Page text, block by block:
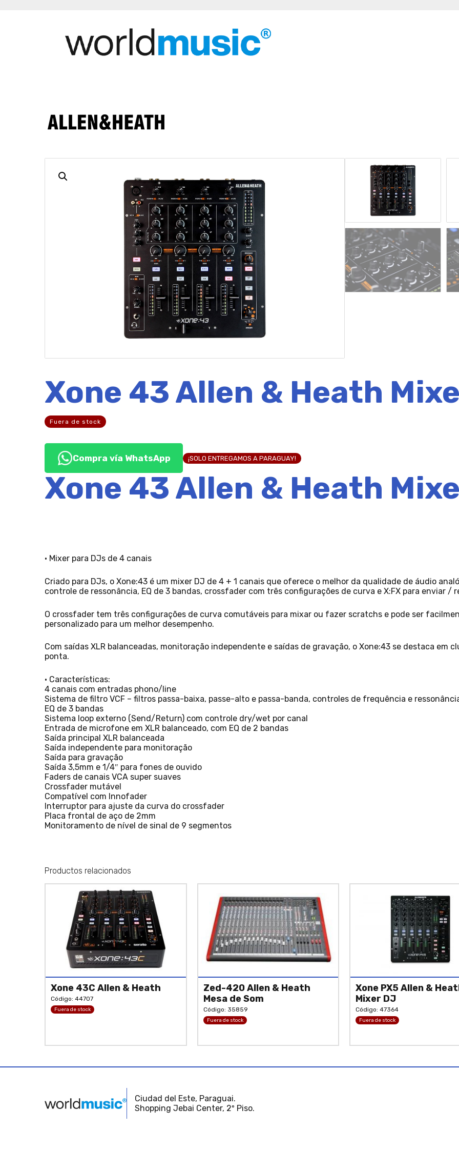
Xone 43 Allen & Heath
Fuera de stock
Compra vía WhatsApp ¡SOLO ENTREGAMOS A PARAGUAY!
Xone 43 Allen & Heath
• Mixer para DJs de 4 canais
Criado para DJs, o Xone:43 é um mixer DJ de 4 + 1 canais que oferece o melhor da qualidade de áudio
controle de ressonância, EQ de 3 bandas, crossfader com três configurações de curva e X:FX para enviar /
O crossfader tem três configurações de curva comutáveis para mixar ou fazer scratchs e pode ser
personalizado para um melhor desempenho.
Com saídas XLR balanceadas, monitoração independente e saídas de gravação, o Xone:43 se destaca em
ponta.
• Características:
4 canais com entradas phono/line
Sistema de filtro VCF – filtros passa-baixa, passe-alto e passa-banda, controles de frequência e
EQ de 3 bandas
Sistema loop externo (Send/Return) com controle dry/wet por canal
Entrada de microfone em XLR balanceado, com EQ de 2 bandas
Saída principal XLR balanceada
Saída independente para monitoração
Saída para gravação
Saída 3,5mm e 1/4″ para fones de ouvido
Faders de canais VCA super suaves
Crossfader mutável
Compatível com Innofader
Interruptor para ajuste da curva do crossfader
Placa frontal de aço de 2mm
Monitoramento de nível de sinal de 9 segmentos
Productos relacionados
Xone 43C Allen & Heath
Código: 44707
Fuera de stock
Zed-420 Allen & Heath
Mesa de Som
Código: 35859
Fuera de stock
Xone PX5 Allen &
Mixer DJ
Código: 47364
Fuera de stock
Ciudad del Este, Paraguai.
Shopping Jebai Center, 2º Piso.